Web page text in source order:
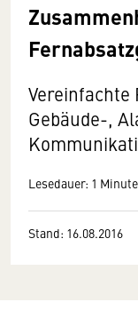
Gebäude-,
Lesedauer: 1 Minute
Stand: 16.08.2016